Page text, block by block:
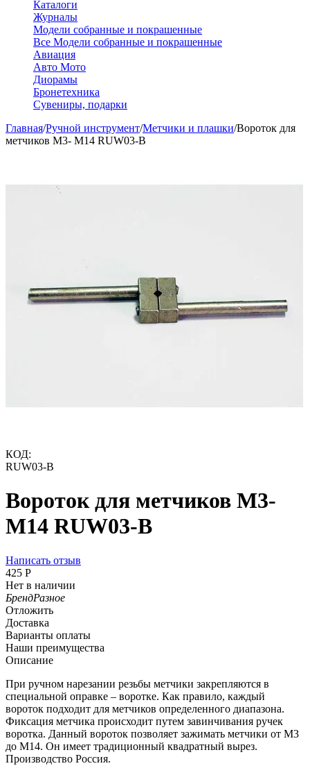
Каталоги
Журналы
Модели собранные и покрашенные
Все Модели собранные и покрашенные
Авиация
Авто Мото
Диорамы
Бронетехника
Сувениры, подарки
Главная/Ручной инструмент/Метчики и плашки/Вороток для
метчиков M3- M14 RUW03-B
КОД:
RUW03-B
Вороток для метчиков M3-
M14 RUW03-B
Написать отзыв
‍425‍ Р
Нет в наличии
БрендРазное
Отложить
Доставка
Варианты оплаты
Наши преимущества
Описание
При ручном нарезании резьбы метчики закрепляются в
специальной оправке – воротке. Как правило, каждый
вороток подходит для метчиков определенного диапазона.
Фиксация метчика происходит путем завинчивания ручек
воротка. Данный вороток позволяет зажимать метчики от М3
до М14. Он имеет традиционный квадратный вырез.
Производство Россия.